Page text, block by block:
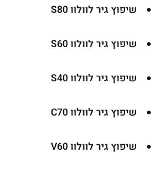
שיפוץ גיר לוולוו S80
שיפוץ גיר לוולוו S60
שיפוץ גיר לוולוו S40
שיפוץ גיר לוולוו C70
שיפוץ גיר לוולוו V60